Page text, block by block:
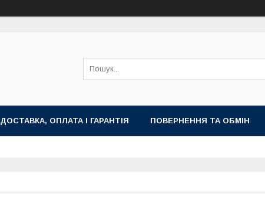
ДОСТАВКА, ОПЛАТА І ГАРАНТІЯ ПОВЕРНЕННЯ ТА ОБМІН